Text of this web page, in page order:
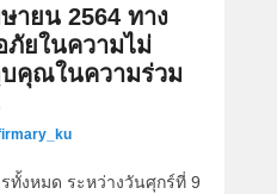
ายน 2564 ทาง
ยในความไม่
คุณในความร่วม
ทั้งหมด ระหว่างวันศุกร์ที่ 9